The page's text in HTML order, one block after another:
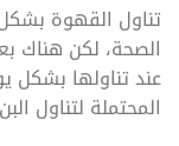
تناول القهوة
الصحة، لكن هناك
عند تناولها بشكل
المحتملة لتناول